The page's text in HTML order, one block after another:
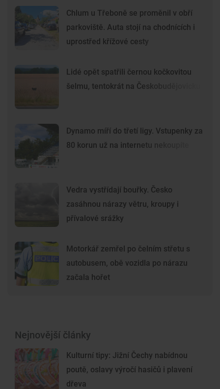
Chlum u Třeboně se proměnil v obří
parkoviště. Auta stojí na chodnících i
uprostřed křížové cesty
Lidé opět spatřili černou kočkovitou
šelmu, tentokrát na Českobudějovicku
Dynamo míří do třetí ligy. Vstupenky za
80 korun už na internetu nekoupíte
Vedra vystřídají bouřky. Česko
zasáhnou nárazy větru, kroupy i
přívalové srážky
Motorkář zemřel po čelním střetu s
autobusem, obě vozidla po nárazu
začala hořet
Nejnovější články
Kulturní tipy: Jižní Čechy nabídnou
poutě, oslavy výročí hasičů i plavení
dřeva